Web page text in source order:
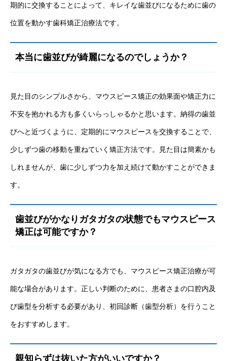
期的に交換することによって、キレイな歯並びになるために歯の
位置を動かす歯科矯正治療法です。
本当に歯並びが綺麗になるのでしょうか？
見た目のシンプルさから、マウスピース矯正の効果面や矯正力に
不安を抱かれる方も多くいらっしゃるかと思います。納得の歯並
びへと近づくように、定期的にマウスピースを交換することで、
少しずつ歯の移動を重ねていく矯正方法です。見た目は簡素かも
しれませんが、歯に少しずつ力を加え続けて動かすことができま
す。
歯並びがかなりガタガタの状態でもマウスピース
矯正は可能ですか？
ガタガタの歯並びが気になる方でも、マウスピース矯正治療が可
能な場合があります。正しい判断のために、患者さまの口腔内及
び歯型を分析する必要があり、初回診断（歯型分析）を行うこと
をおすすめします。
親知らずは抜いた方がいいですか？